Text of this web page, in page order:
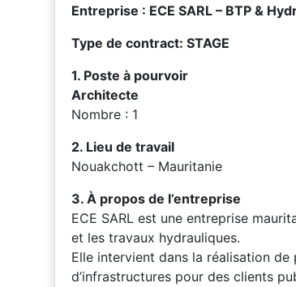
Entreprise : ECE SARL – BTP &
Type de contract: STAGE
1. Poste à pourvoir
Architecte
Nombre : 1
2. Lieu de travail
Nouakchott – Mauritanie
3. À propos de l’entreprise
ECE SARL est une entreprise
et les travaux hydrauliques.
Elle intervient dans la réalisation
d’infrastructures pour des clients